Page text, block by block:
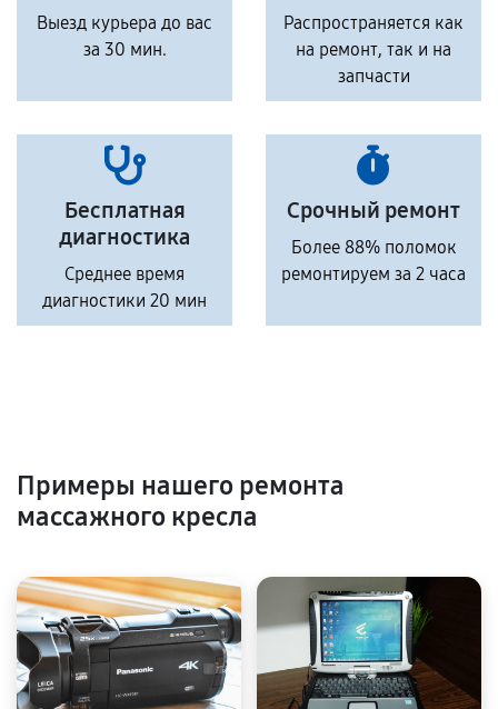
Выезд курьера до вас
за 30 мин.
Распространяется как
на ремонт, так и на
запчасти
Бесплатная
диагностика
Среднее время
диагностики 20 мин
Срочный ремонт
Более 88% поломок
ремонтируем за 2 часа
Примеры нашего ремонта
массажного кресла